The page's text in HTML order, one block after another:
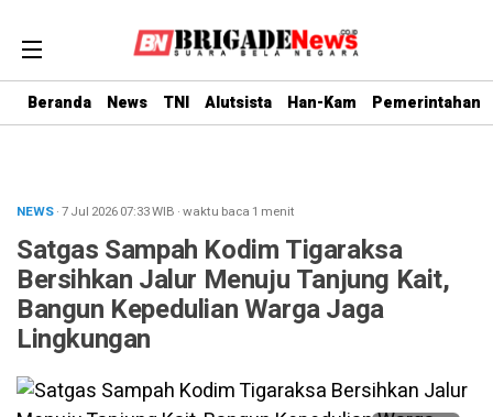
Beranda News TNI Alutsista Han-Kam Pemerintahan
NEWS· 7 Jul 202607:33WIB ·waktu baca 1 menit
Satgas Sampah Kodim Tigaraksa
Bersihkan Jalur Menuju Tanjung Kait,
Bangun Kepedulian Warga Jaga
Lingkungan